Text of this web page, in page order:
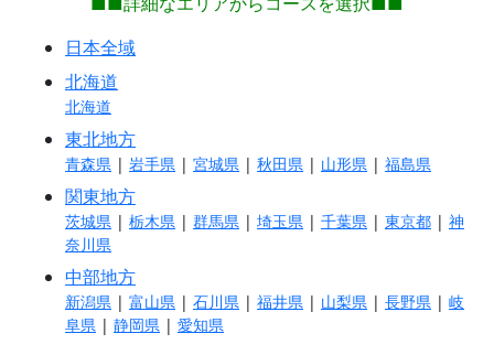
日本全域
北海道
北海道
東北地方
青森県 | 岩手県 | 宮城県 | 秋田県 | 山形県 | 福島県
関東地方
茨城県 | 栃木県 | 群馬県 | 埼玉県 | 千葉県 | 東京都 | 神
奈川県
中部地方
新潟県 | 富山県 | 石川県 | 福井県 | 山梨県 | 長野県 | 岐
阜県 | 静岡県 | 愛知県